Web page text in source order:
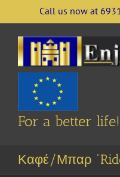
to
content
Call us now at
For a better life!
Καφέ/Μπαρ